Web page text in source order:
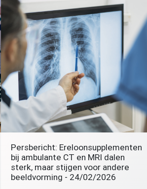
Persbericht: Ereloonsupplementen
bij ambulante CT en MRI dalen
sterk, maar stijgen voor andere
beeldvorming - 24/02/2026